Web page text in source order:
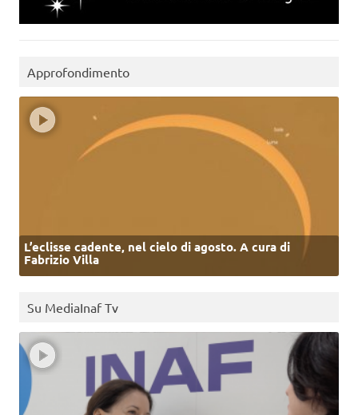
Approfondimento
L’eclisse cadente, nel cielo di agosto. A cura di
Fabrizio Villa
Su MediaInaf Tv